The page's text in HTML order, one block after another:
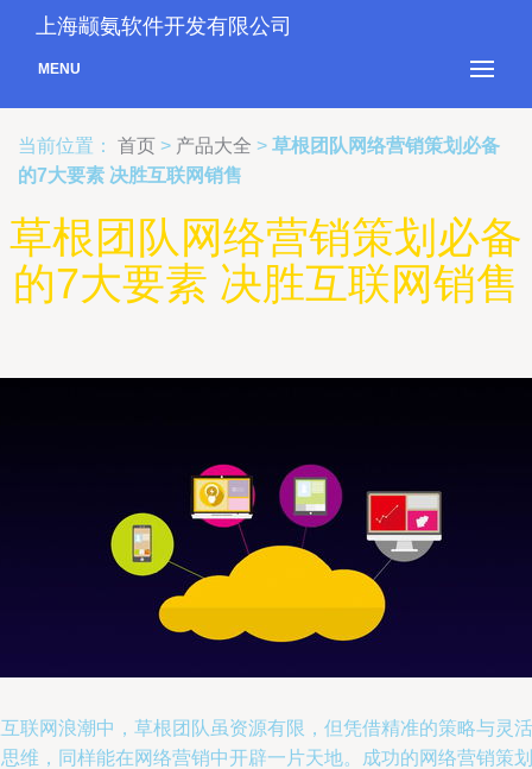
上海颛氨软件开发有限公司
MENU
当前位置： 首页 > 产品大全 > 草根团队网络营销策划必备
的7大要素 决胜互联网销售
草根团队网络营销策划必备
的7大要素 决胜互联网销售
联网浪潮中，草根团队虽资源有限，但凭借精准的策略与灵活
维，同样能在网络营销中开辟一片天地。成功的网络营销策划